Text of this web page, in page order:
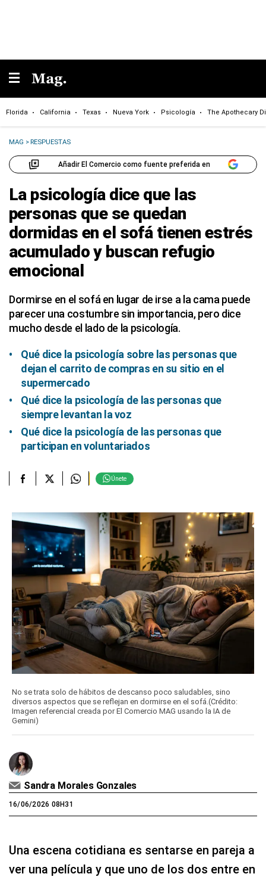
Florida California Texas Nueva York Psicología The Apothecary
MAG >RESPUESTAS
Añadir El Comercio como fuente preferida en
La psicología dice que las
personas que se quedan
dormidas en el sofá tienen estrés
acumulado y buscan refugio
emocional
Dormirse en el sofá en lugar de irse a la cama puede
parecer una costumbre sin importancia, pero dice
mucho desde el lado de la psicología.
Qué dice la psicología sobre las personas que
dejan el carrito de compras en su sitio en el
supermercado
Qué dice la psicología de las personas que
siempre levantan la voz
Qué dice la psicología de las personas que
participan en voluntariados
Únete
No se trata solo de hábitos de descanso poco saludables, sino
diversos aspectos que se reflejan en dormirse en el sofá.(Crédito:
Imagen referencial creada por El Comercio MAG usando la IA de
Gemini)
Sandra Morales Gonzales
16/06/2026 08H31
Una escena cotidiana es sentarse en pareja a
ver una película y que uno de los dos entre en